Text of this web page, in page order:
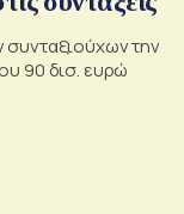
συνταξιούχων την
90 δισ. ευρώ